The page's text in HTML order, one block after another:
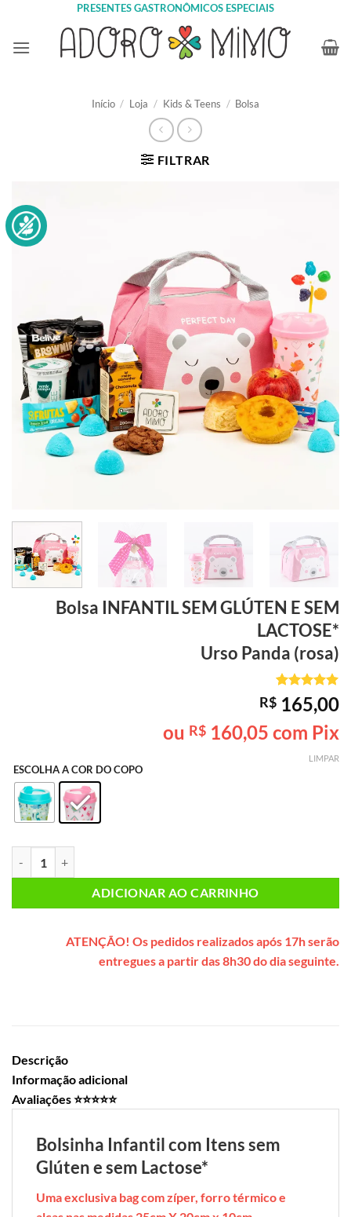
content
PRESENTES GASTRONÔMICOS ESPECIAIS
Início / Loja / Kids & Teens / Bolsa
FILTRAR
Bolsa INFANTILSEM GLÚTEN E SEM
LACTOSE*
Urso Panda (rosa)
Avaliado
como5de
5, com
baseado em
1
de cliente
R$ 165,00
ou R$ 160,05 com Pix
ESCOLHA A COR DO COPO
LIMPAR
ADICIONAR AO CARRINHO
ATENÇÃO! Os pedidos realizados após 17h serão
entregues a partir das 8h30 do dia seguinte.
Descrição
Informação adicional
Avaliações ⭐⭐⭐⭐⭐
Bolsinha Infantil com Itens sem
Glúten e sem Lactose*
Uma exclusiva bag com zíper, forro térmico e